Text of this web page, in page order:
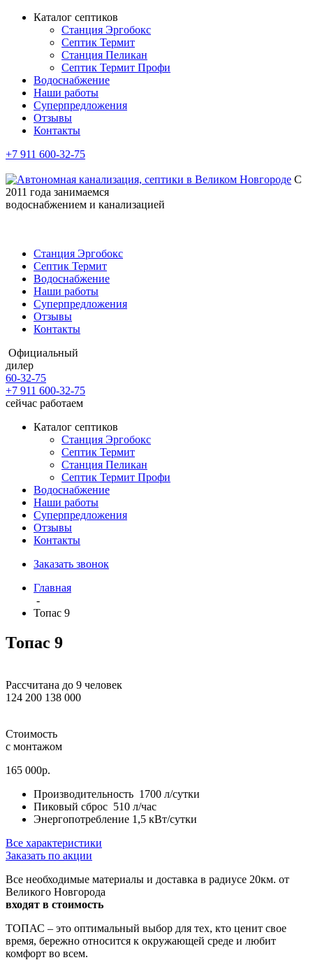
Каталог септиков
Станция Эргобокс
Септик Термит
Станция Пеликан
Септик Термит Профи
Водоснабжение
Наши работы
Суперпредложения
Отзывы
Контакты
+7 911 600-32-75
С
2011 года занимаемся
водоснабжением и канализацией
Станция Эргобокс
Септик Термит
Водоснабжение
Наши работы
Суперпредложения
Отзывы
Контакты
Официальный
дилер
60-32-75
+7 911 600-32-75
сейчас работаем
Каталог септиков
Станция Эргобокс
Септик Термит
Станция Пеликан
Септик Термит Профи
Водоснабжение
Наши работы
Суперпредложения
Отзывы
Контакты
Заказать звонок
Главная
-
Топас 9
Топас 9
Рассчитана до 9 человек
124 200 138 000
Стоимость
с монтажом
165 000р.
Производительность 1700 л/сутки
Пиковый сброс 510 л/час
Энергопотребление 1,5 кВт/сутки
Все характеристики
Заказать по акции
Все необходимые материалы и доставка в радиусе 20км. от
Великого Новгорода
входят в стоимость
ТОПАС – это оптимальный выбор для тех, кто ценит свое
время, бережно относится к окружающей среде и любит
комфорт во всем.